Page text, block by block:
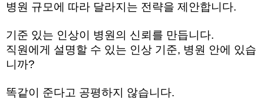
병원 규모에 따라 달라지는 전략을 제안합니다.
기준 있는 인상이 병원의 신뢰를 만듭니다.
직원에게 설명할 수 있는 인상 기준, 병원 안에 있습
니까?
똑같이 준다고 공평하지 않습니다.